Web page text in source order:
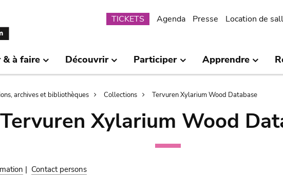
Submenu
TICKETS Agenda Presse Location de
à faire Découvrir Participer Apprendre
archives et bibliothèques Collections Tervuren Xylarium Wood Database
Tervuren Xylarium Wood
| Contact persons